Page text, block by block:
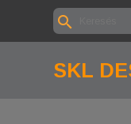
SKL